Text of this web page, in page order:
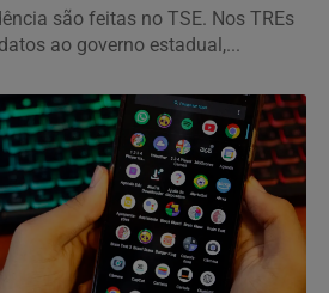
são feitas no TSE. Nos TREs
ao governo estadual,...